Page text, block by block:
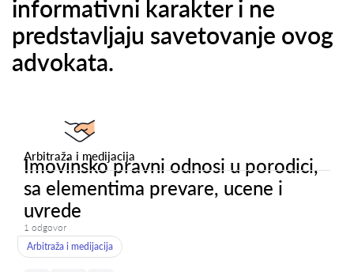
informativni karakter i ne
predstavljaju savetovanje ovog
advokata.
Arbitraža i medijacija
Imovinsko pravni odnosi u porodici,
sa elementima prevare, ucene i
uvrede
1 odgovor
Arbitraža i medijacija